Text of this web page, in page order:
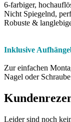
6-farbiger,
Nicht Spiegelnd,
Robuste &
Inklusive
Zur einfachen
Nagel oder
Leider sind noch